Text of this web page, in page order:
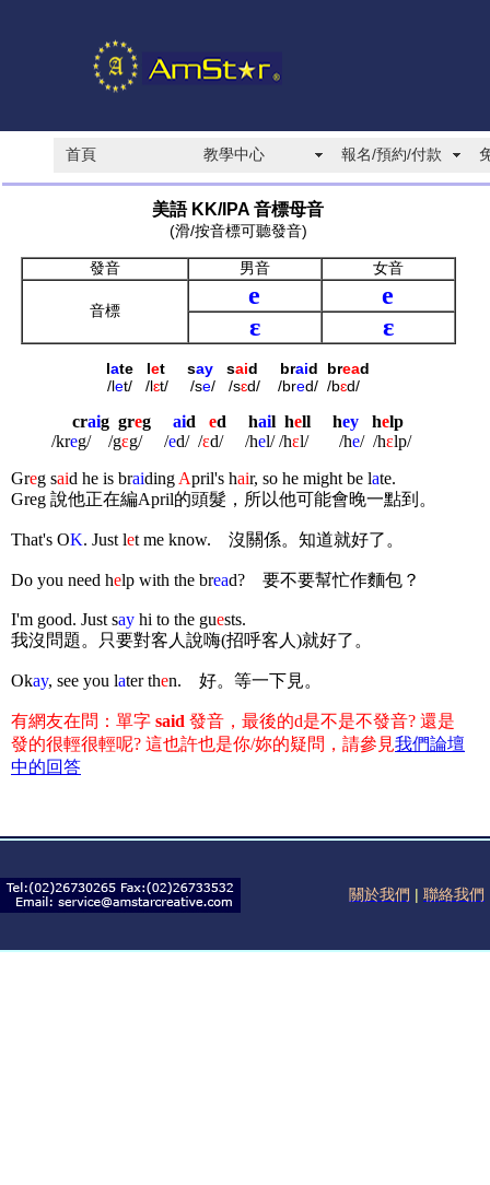
首頁 教學中心 報名/預約/付款
美語 KK/IPA 音標母音
(滑/按音標可聽發音)
發音 男音 女音
音標
e
e
ɛ
ɛ
late let say said braid bread
/let/ /lɛt/ /se/ /sɛd/ /bred/ /bɛd/
craig greg aid ed hail hell hey help
/kreg/ /gɛg/ /ed/ /ɛd/ /hel/ /hɛl/ /he/ /hɛlp/
Greg said he is braiding April's hair, so he might be late.
Greg 說他正在編April的頭髮，所以他可能會晚一點到。
That's OK. Just let me know. 沒關係。知道就好了。
Do you need help with the bread? 要不要幫忙作麵包？
I'm good. Just say hi to the guests.
我沒問題。只要對客人說嗨(招呼客人)就好了。
Okay, see you later then. 好。等一下見。
有網友在問：單字 said 發音，最後的d是不是不發音? 還是
發的很輕很輕呢? 這也許也是你/妳的疑問，請參見我們論壇
中的回答
關於我們 | 聯絡我們